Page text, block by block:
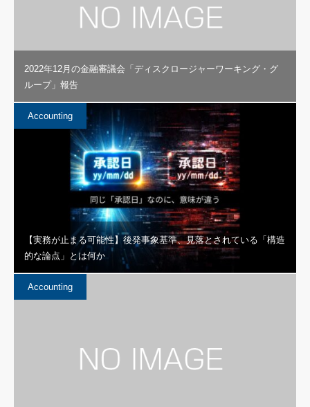
2022年12月の金融審議会「ディスクロージャーワーキング・グ
ループ」報告
Accounting
【実務が止まる可能性】後発事象基準、見落とされている「構造
的な論点」とは何か
Accounting